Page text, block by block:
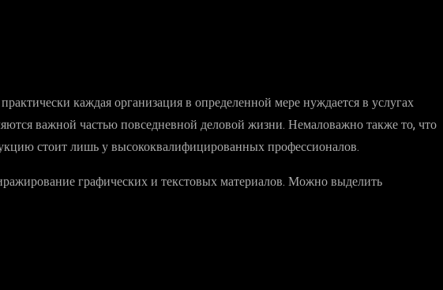
каждая организация в определенной мере нуждается в услугах
важной частью повседневной деловой жизни. Немаловажно также то, что
стоит лишь у высококвалифицированных профессионалов.
графических и текстовых материалов. Можно выделить